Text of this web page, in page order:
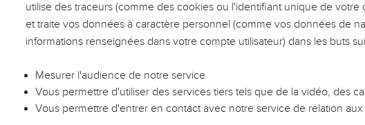
pour leurs réussites, leur impact, leur foi ou leur vision. Mais on voit
et les saisons difficiles qu'ils ont traversés, alors même que ce sont
entrepreneurs, et responsables reviennent sur les erreurs
et les clés pour avancer avec plus de sagesse afin que leurs erreurs
Que vous guidiez un ministère, une équipe, un groupe ou une famille,
vous.
utilise des traceurs (comme des cookies ou l'identifiant unique de votre
et traite vos données à caractère personnel (comme vos données de
informations renseignées dans votre compte utilisateur) dans les buts
Mesurer l'audience de notre service
Vous permettre d'utiliser des services tiers tels que de la vidéo, des
Vous permettre d'entrer en contact avec notre service de relation aux